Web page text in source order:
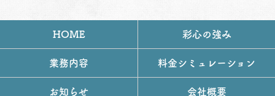
HOME 彩心の強み
業務内容 料金シミュレーション
お知らせ 会社概要